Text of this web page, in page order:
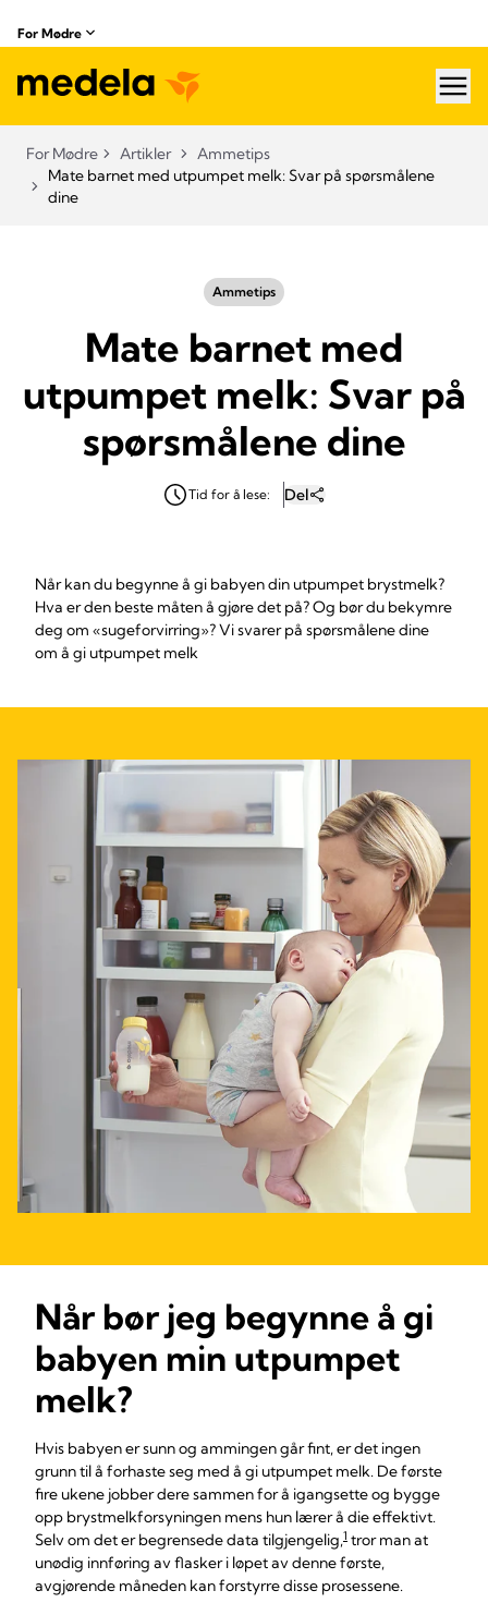
For Mødre
For Mødre Artikler
Ammetips
Mate barnet med utpumpet melk: Svar på spørsmålene
dine
Ammetips
Mate barnet med
utpumpet melk: Svar på
spørsmålene dine
Tid for å lese: Del
Når kan du begynne å gi babyen din utpumpet brystmelk?
Hva er den beste måten å gjøre det på? Og bør du bekymre
deg om «sugeforvirring»? Vi svarer på spørsmålene dine
om å gi utpumpet melk
Når bør jeg begynne å gi
babyen min utpumpet
melk?
Hvis babyen er sunn og ammingen går fint, er det ingen
grunn til å forhaste seg med å gi utpumpet melk. De første
fire ukene jobber dere sammen for å igangsette og bygge
opp brystmelkforsyningen mens hun lærer å die effektivt.
Selv om det er begrensede data tilgjengelig,1 tror man at
unødig innføring av flasker i løpet av denne første,
avgjørende måneden kan forstyrre disse prosessene.